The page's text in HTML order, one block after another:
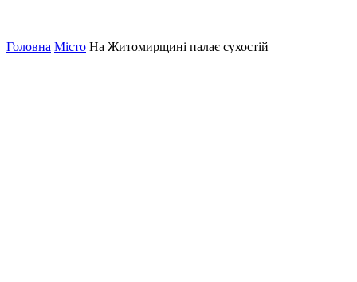
Головна Місто На Житомирщині палає сухостій